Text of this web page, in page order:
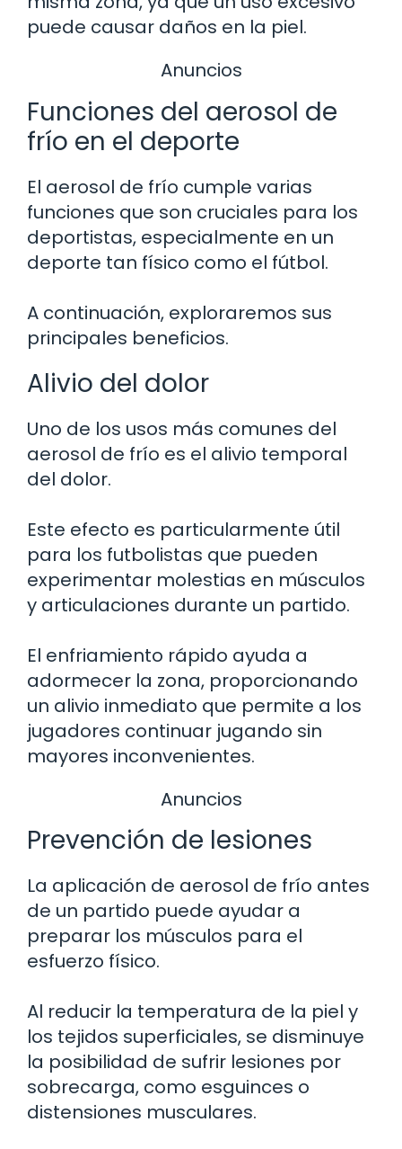
puede causar daños en la piel.
Anuncios
Funciones del aerosol de
frío en el deporte
El aerosol de frío cumple varias
funciones que son cruciales para los
deportistas, especialmente en un
deporte tan físico como el fútbol.
A continuación, exploraremos sus
principales beneficios.
Alivio del dolor
Uno de los usos más comunes del
aerosol de frío es el alivio temporal
del dolor.
Este efecto es particularmente útil
para los futbolistas que pueden
experimentar molestias en músculos
y articulaciones durante un partido.
El enfriamiento rápido ayuda a
adormecer la zona, proporcionando
un alivio inmediato que permite a los
jugadores continuar jugando sin
mayores inconvenientes.
Anuncios
Prevención de lesiones
La aplicación de aerosol de frío antes
de un partido puede ayudar a
preparar los músculos para el
esfuerzo físico.
Al reducir la temperatura de la piel y
los tejidos superficiales, se disminuye
la posibilidad de sufrir lesiones por
sobrecarga, como esguinces o
distensiones musculares.